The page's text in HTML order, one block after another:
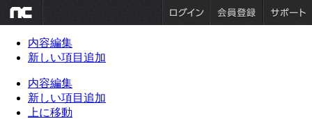
内容編集
新しい項目追加
内容編集
新しい項目追加
上に移動